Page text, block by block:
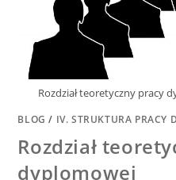
Rozdział teoretyczny pracy
BLOG / IV. STRUKTURA PRACY
Rozdział
dyplomowej